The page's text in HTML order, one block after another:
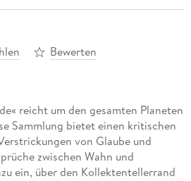
Bewerten
reicht um den gesamten Planeten
Sammlung bietet einen kritischen
von Glaube und
zwischen Wahn und
ein, über den Kollektentellerrand